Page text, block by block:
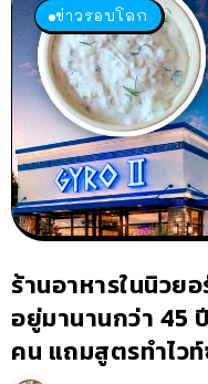
ข่าวรอบโลก
ร้านอาหารในนิวย
อยู่มานานกว่า
คน แถมสูตรทำไว